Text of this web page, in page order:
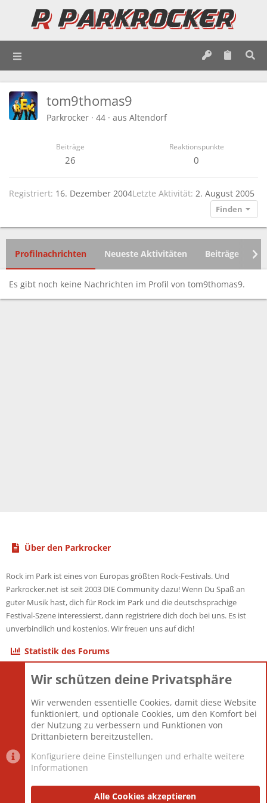
tom9thomas9
Parkrocker · 44 · aus Altendorf
Beiträge
26
Reaktionspunkte
0
Registriert 16. Dezember 2004Letzte Aktivität 2. August 2005
Finden
Profilnachrichten Neueste Aktivitäten Beiträge
Es gibt noch keine Nachrichten im Profil von tom9thomas9.
Über den Parkrocker
Rock im Park ist eines von Europas größten Rock-Festivals. Und
Parkrocker.net ist seit 2003 DIE Community dazu! Wenn Du Spaß an
guter Musik hast, dich für Rock im Park und die deutschsprachige
Festival-Szene interessierst, dann registriere dich doch bei uns. Es ist
unverbindlich und kostenlos. Wir freuen uns auf dich!
Statistik des Forums
Themen
Mitglieder
12.427
Neuestes Mitglied
Berlin
Datenschutzerklärung Impressum
Wir schützen deine Privatsphäre
Wir verwenden essentielle Cookies, damit diese Website
funktioniert, und optionale Cookies, um den Komfort bei
der Nutzung zu verbessern und Funktionen von
Drittanbietern bereitzustellen.
Konfiguriere deine Einstellungen und erhalte weitere
Informationen
Alle Cookies akzeptieren